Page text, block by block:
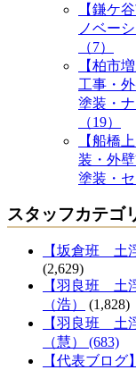
【鎌ケ
ノベー
（7）
【柏市
工事・
塗装・
（19）
【船橋
装・外
塗装・
スタッフカテゴ
【坂倉班 土
(2,629)
【羽良班 土
（浩）
(1,828)
【羽良班 土
（慧） (683)
【代表ブロ